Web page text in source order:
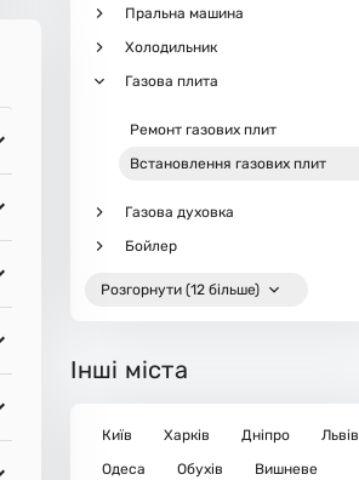
Пральна машина
Холодильник
Газова плита
Ремонт газових плит
Встановлення газових плит
Газова духовка
Бойлер
Розгорнути (12 більше)
Інші міста
Київ Харків Дніпро
Львів
Одеса
Обухів
Вишневе